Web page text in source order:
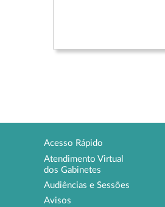
Acesso Rápido
Atendimento Virtual
dos Gabinetes
Audiências e Sessões
Avisos